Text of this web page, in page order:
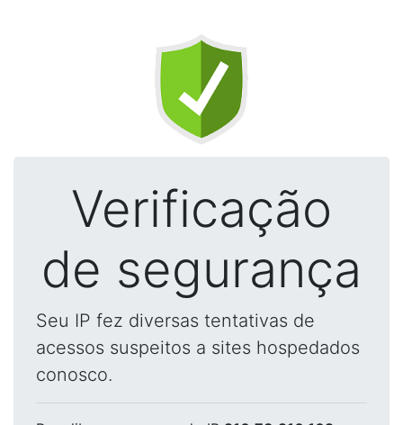
Verificação
de segurança
Seu IP fez diversas tentativas de
acessos suspeitos a sites hospedados
conosco.